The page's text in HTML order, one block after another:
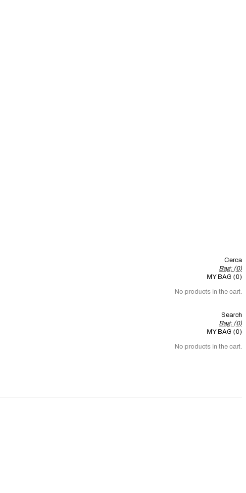
Cerca
Bag: (0)
MY BAG (0)
No products in the cart.
Search
Bag: (0)
MY BAG (0)
No products in the cart.